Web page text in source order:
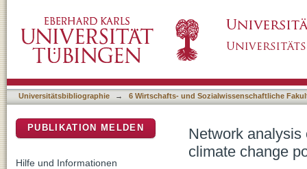
comparison of Germany and Japan
Universitätsbibliographie → 6 Wirtschafts- und Sozialwissenschaftliche
Network
climate change
PUBLIKATION MELDEN
Hilfe und Informationen